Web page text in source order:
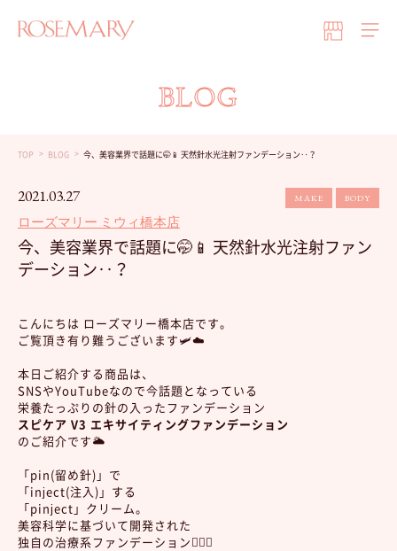
BLOG
TOP BLOG 今、美容業界で話題に🤭📱 天然針水光注射ファンデーション‥？
2021.03.27
ローズマリー ミウィ橋本店
MAKE BODY
今、美容業界で話題に🤭📱 天然針水光注射ファン
デーション‥？
こんにちは ローズマリー橋本店です。
ご覧頂き有り難うございます🛩☁️
本日ご紹介する商品は、
SNSやYouTubeなので今話題となっている
栄養たっぷりの針の入ったファンデーション
スピケア V3 エキサイティングファンデーション
のご紹介です🌥
「pin(留め針)」で
「inject(注入)」する
「pinject」クリーム。
美容科学に基づいて開発された
独自の治療系ファンデーション👱🏽‍♀️